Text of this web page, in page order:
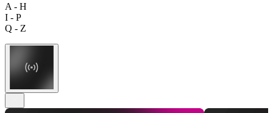
A - H
I - P
Q - Z